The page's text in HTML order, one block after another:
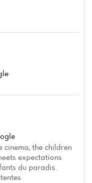
cinema, the children
expectations
du paradis.